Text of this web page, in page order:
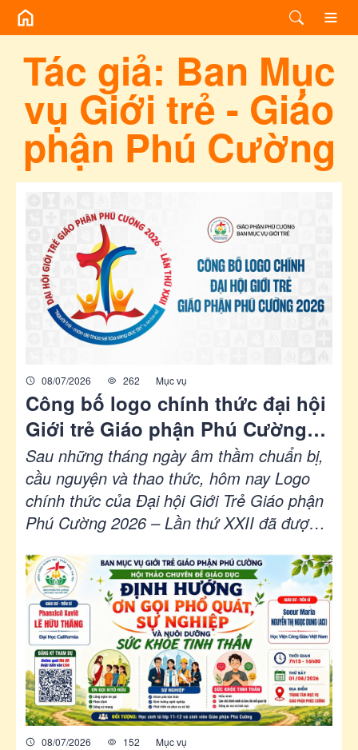
Tác giả: Ban Mục
vụ Giới trẻ - Giáo
phận Phú Cường
08/07/2026 262 Mục vụ
Công bố logo chính thức đại hội
Giới trẻ Giáo phận Phú Cường
2026
Sau những tháng ngày âm thầm chuẩn bị,
cầu nguyện và thao thức, hôm nay Logo
chính thức của Đại hội Giới Trẻ Giáo phận
Phú Cường 2026 – Lần thứ XXII đã được
08/07/2026 152 Mục vụ
/bai-viet-cung-tac-gia/d0e21ff9-d5e6-401f-ba9b-